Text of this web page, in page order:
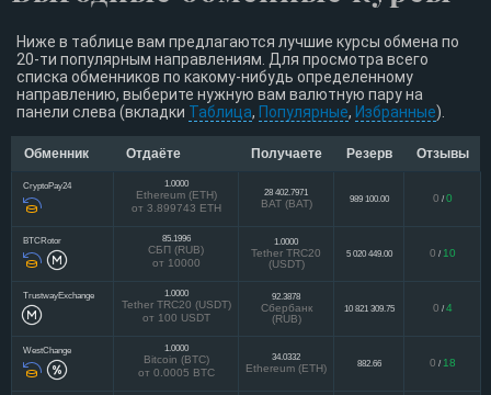
Ниже в таблице вам предлагаются лучшие курсы обмена по
20-ти популярным направлениям. Для просмотра всего
списка обменников по какому-нибудь определенному
направлению, выберите нужную вам валютную пару на
панели слева (вкладки Таблица, Популярные, Избранные).
Обменник Отдаёте Получаете Резерв Отзывы
CryptoPay24 1.0000
Ethereum (ETH)
от 3.899743 ETH
28 402.7971
BAT (BAT) 989 100.00 0 / 0
BTCRotor 85.1996
СБП (RUB)
от 10000
1.0000
Tether TRC20
(USDT)
5 020 449.00 0 / 10
TrustwayExchange 1.0000
Tether TRC20 (USDT)
от 100 USDT
92.3878
Сбербанк
(RUB)
10 821 309.75 0 / 4
WestChange 1.0000
Bitcoin (BTC)
от 0.0005 BTC
34.0332
Ethereum (ETH) 882.66 0 / 18